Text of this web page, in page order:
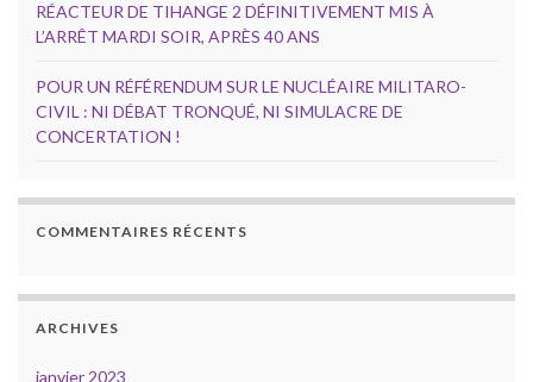
RÉACTEUR DE TIHANGE 2 DÉFINITIVEMENT MIS À
L’ARRÊT MARDI SOIR, APRÈS 40 ANS
POUR UN RÉFÉRENDUM SUR LE NUCLÉAIRE MILITARO-
CIVIL : NI DÉBAT TRONQUÉ, NI SIMULACRE DE
CONCERTATION !
COMMENTAIRES RÉCENTS
ARCHIVES
janvier 2023